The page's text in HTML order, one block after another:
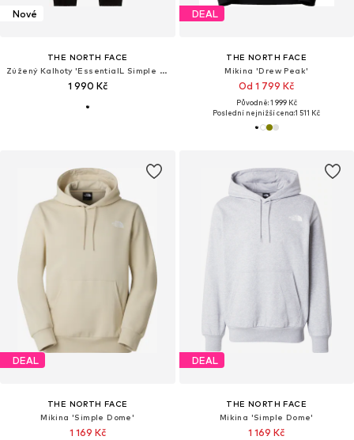
Nové
THE NORTH FACE
Zúžený Kalhoty 'EssentialL Simple Dome'
1 990 Kč
DEAL
THE NORTH FACE
Mikina 'Drew Peak'
Od 1 799 Kč
Původně: 1 999 Kč
Poslední nejnižší cena:1 511 Kč
DEAL
THE NORTH FACE
Mikina 'Simple Dome'
1 169 Kč
DEAL
THE NORTH FACE
Mikina 'Simple Dome'
1 169 Kč